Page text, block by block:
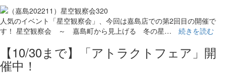
人気のイベント「星空観察会」、今回は嘉島店での第2回目の開催で
す！ 星空観察会 ～ 嘉島町から見上げる 冬の星… 続きを読む
【10/30まで】「アトラクトフェア」開
催中！